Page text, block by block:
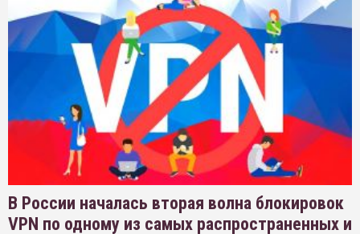
В России началась вторая волна блокировок
VPN по одному из самых распространенных и